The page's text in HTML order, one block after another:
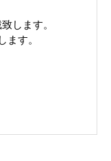
します。
ます。